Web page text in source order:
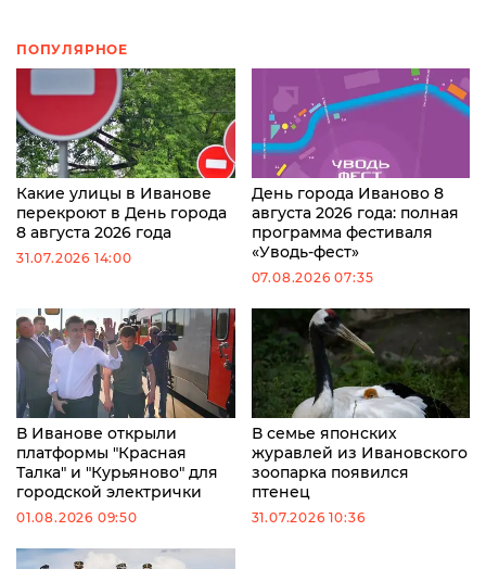
ПОПУЛЯРНОЕ
Какие улицы в Иванове
перекроют в День города
8 августа 2026 года
31.07.2026 14:00
День города Иваново 8
августа 2026 года: полная
программа фестиваля
«Уводь-фест»
07.08.2026 07:35
В Иванове открыли
платформы "Красная
Талка" и "Курьяново" для
городской электрички
01.08.2026 09:50
В семье японских
журавлей из Ивановского
зоопарка появился
птенец
31.07.2026 10:36